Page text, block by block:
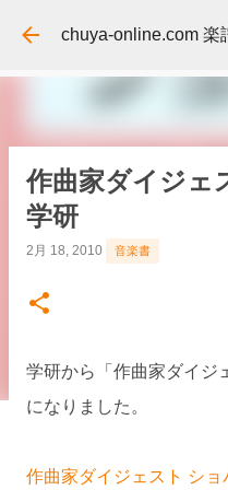
スキップしてメ
chuya-online.com 楽
作曲家ダイジェ
学研
2月 18, 2010 音楽書
学研から「作曲家ダイジ
になりました。
作曲家ダイジェスト シ